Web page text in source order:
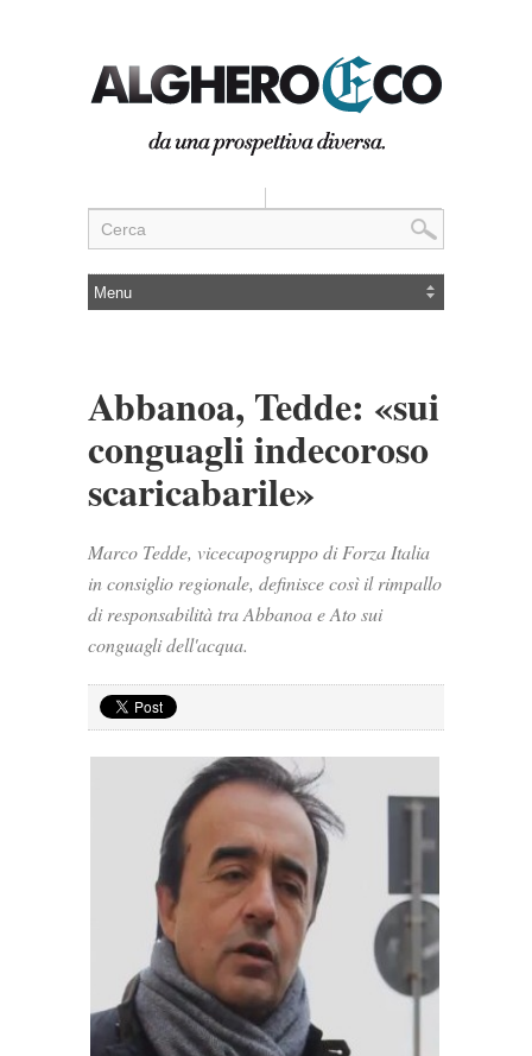
Abbanoa, Tedde: «sui
conguagli indecoroso
scaricabarile»
Marco Tedde, vicecapogruppo di Forza Italia
in consiglio regionale, definisce così il rimpallo
di responsabilità tra Abbanoa e Ato sui
conguagli dell'acqua.